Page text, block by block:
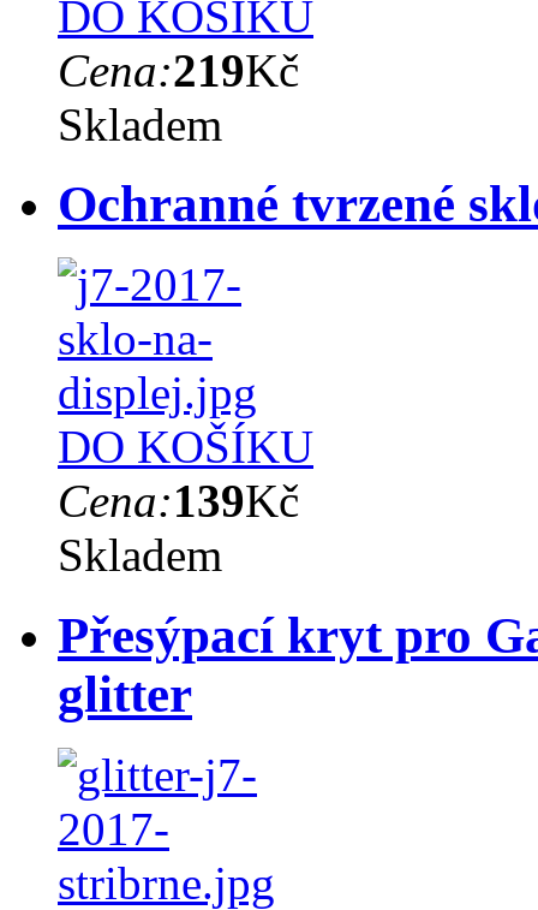
DO KOŠÍKU
Cena:219Kč
Skladem
Ochranné tvrzené
DO KOŠÍKU
Cena:139Kč
Skladem
Přesýpací kryt pro
glitter